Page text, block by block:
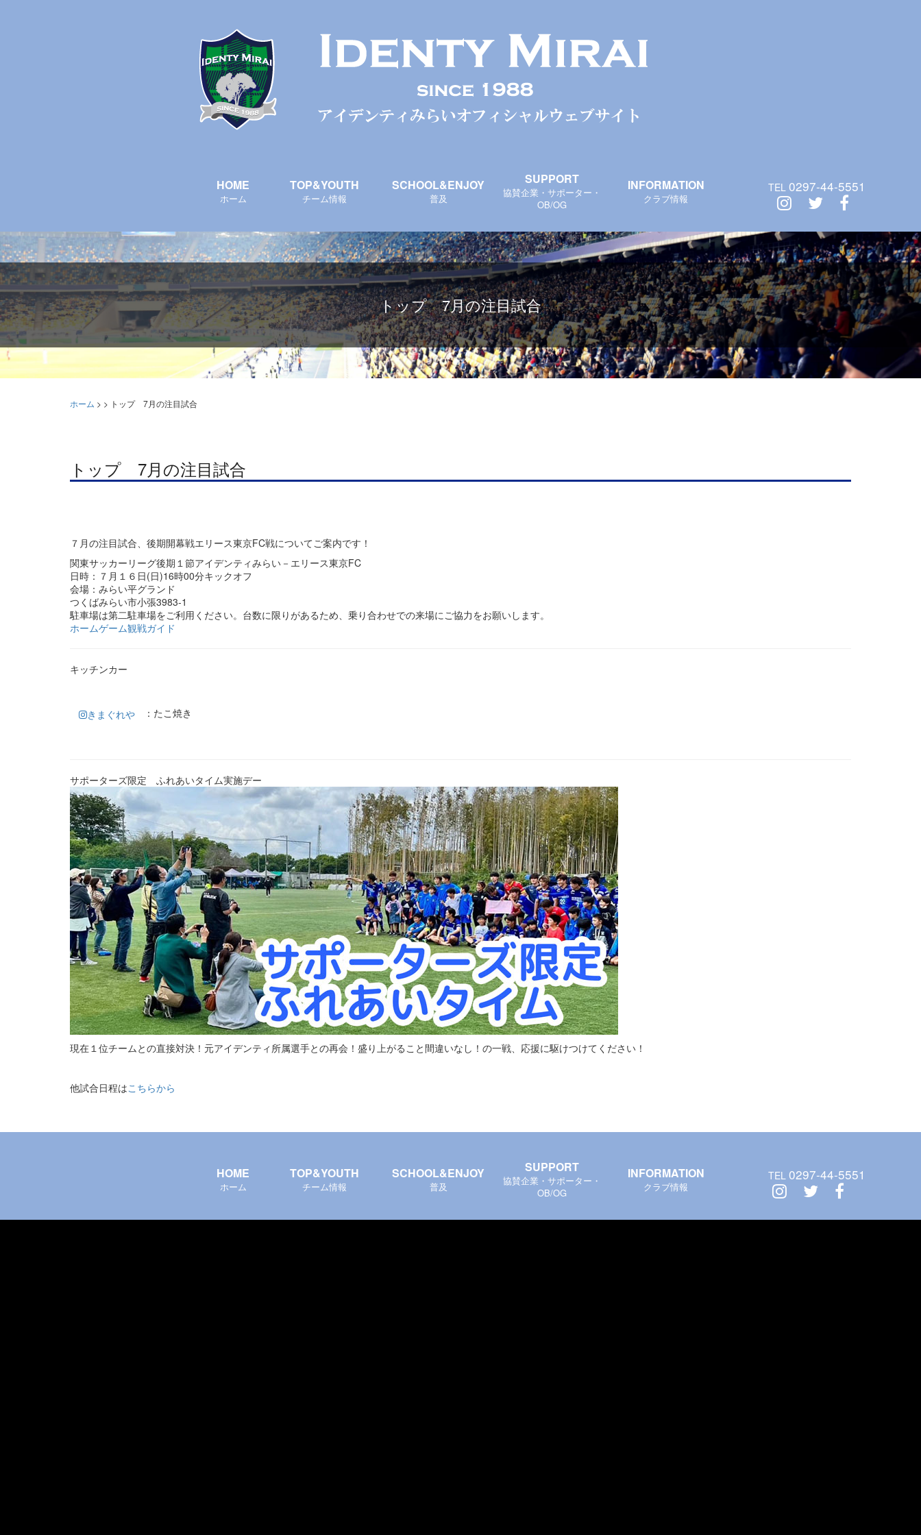
HOME
ホーム
TOP&YOUTH
チーム情報
SCHOOL&ENJOY
普及
SUPPORT
協賛企業・サポーター・
OB/OG
INFORMATION
クラブ情報
TEL 0297-44-5551
トップ 7月の注目試合
ホーム > > トップ 7月の注目試合
トップ 7月の注目試合
７月の注目試合、後期開幕戦エリース東京FC戦についてご案内です！
関東サッカーリーグ後期１節アイデンティみらい－エリース東京FC
日時：７月１６日(日)16時00分キックオフ
会場：みらい平グランド
つくばみらい市小張3983-1
駐車場は第二駐車場をご利用ください。台数に限りがあるため、乗り合わせでの来場にご協力をお願いします。
ホームゲーム観戦ガイド
キッチンカー
きまぐれや ：たこ焼き
サポーターズ限定 ふれあいタイム実施デー
現在１位チームとの直接対決！元アイデンティ所属選手との再会！盛り上がること間違いなし！の一戦、応援に駆けつけてください！
他試合日程はこちらから
HOME
ホーム
TOP&YOUTH
チーム情報
SCHOOL&ENJOY
普及
SUPPORT
協賛企業・サポーター・
OB/OG
INFORMATION
クラブ情報
TEL 0297-44-5551